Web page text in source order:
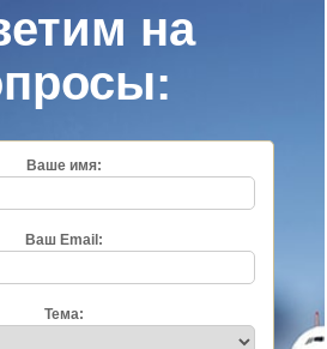
на
Ваше имя:
Ваш Email:
Тема: